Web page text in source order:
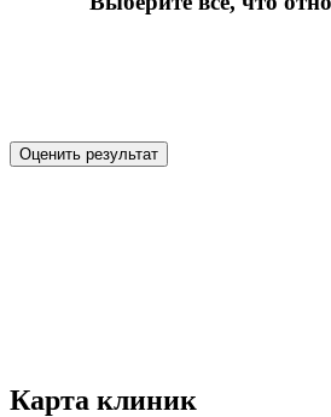
Оценить результат
Карта клиник